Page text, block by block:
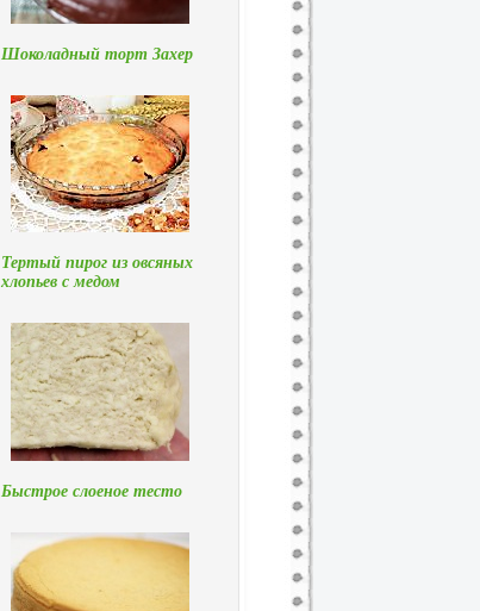
Шоколадный торт Захер
Тертый пирог из овсяных
хлопьев с медом
Быстрое слоеное тесто